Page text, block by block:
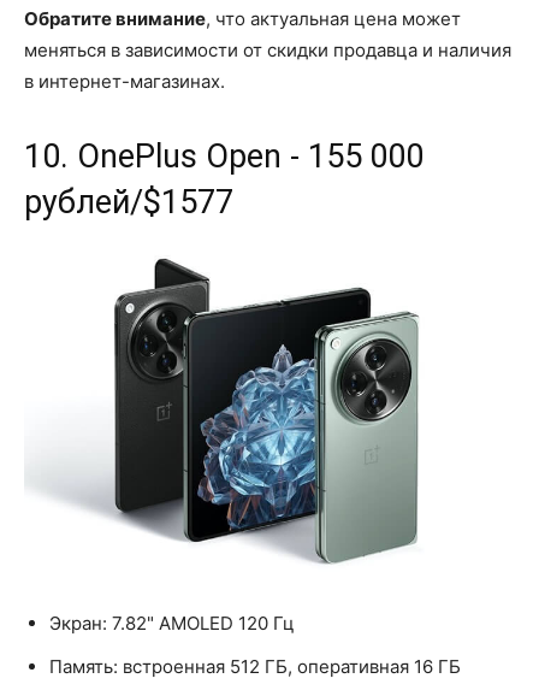
Обратите внимание, что актуальная цена может
меняться в зависимости от скидки продавца и наличия
в интернет-магазинах.
10. OnePlus Open - 155 000
рублей/$1577
Экран: 7.82" AMOLED 120 Гц
Память: встроенная 512 ГБ, оперативная 16 ГБ